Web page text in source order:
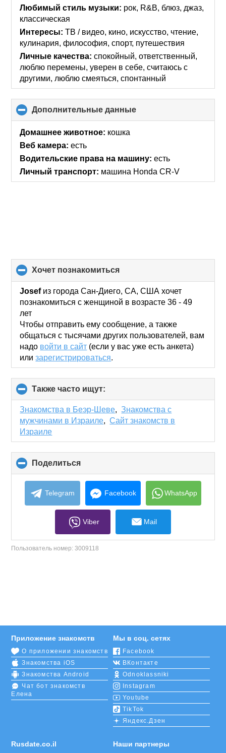
collapse
Любимый стиль музыки: рок, R&B, блюз, джаз,
классическая
Интересы: ТВ / видео, кино, искусcтво, чтение,
кулинария, философия, спорт, путешествия
Личные качества: спокойный, ответственный,
люблю перемены, уверен в себе, считаюсь с
другими, люблю смеяться, спонтанный
Дополнительные данные
to
Домашнее животное: кошка
Веб камера: есть
Водительские права на машину: есть
Личный транспорт: машина Honda CR-V
хочет познакомиться
to
collapse
contents
Josefиз города Сан-Диего, CA, США хочет
познакомиться с женщиной в возрасте 36 - 49
лет
Чтобы отправить ему сообщение, а также
общаться с тысячами других пользователей, вам
надо войти в сайт (если у вас уже есть анкета)
илизарегистрироваться.
Также часто ищут:
to
collapse
contents
Знакомства в Беэр-Шеве,Знакомства с
мужчинами в Израиле,Сайт знакомств в
Израиле
Поделиться
to
collapse
contents
Telegram Facebook WhatsApp
Viber Mail
Пользователь номер:3009118
Rusdate.co.il
Приложение знакомств
О приложении знакомств
Знакомства iOS
Знакомства Android
Чат бот знакомств
Елена
Мы в соц. сетях
Facebook
ВКонтакте
Odnoklassniki
Instagram
Youtube
TikTok
Яндекс.Дзен
Наши партнеры